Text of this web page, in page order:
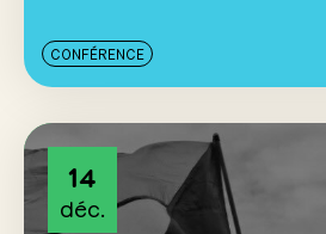
CONFÉRENCE
14
déc.